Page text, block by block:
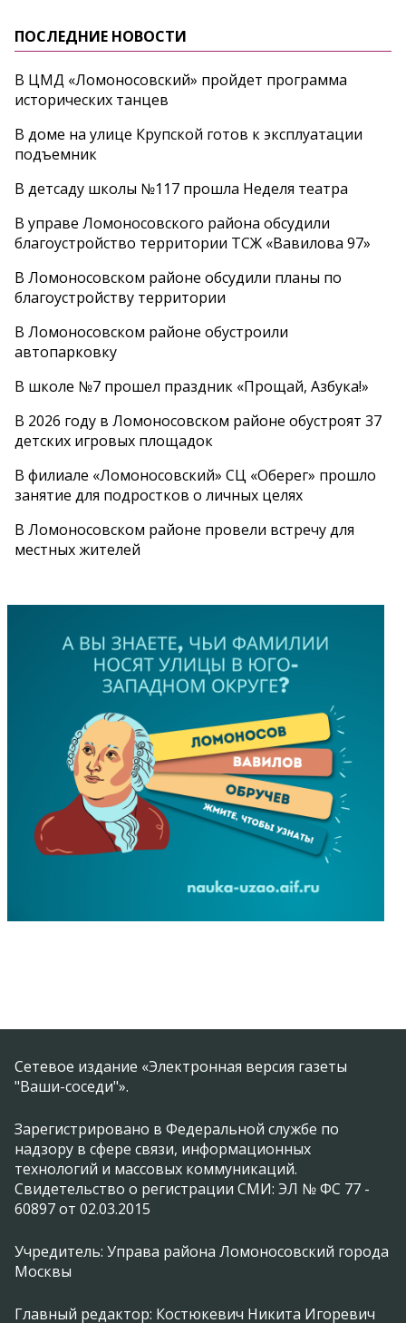
ПОСЛЕДНИЕ НОВОСТИ
В ЦМД «Ломоносовский» пройдет программа
исторических танцев
В доме на улице Крупской готов к эксплуатации
подъемник
В детсаду школы №117 прошла Неделя театра
В управе Ломоносовского района обсудили
благоустройство территории ТСЖ «Вавилова 97»
В Ломоносовском районе обсудили планы по
благоустройству территории
В Ломоносовском районе обустроили
автопарковку
В школе №7 прошел праздник «Прощай, Азбука!»
В 2026 году в Ломоносовском районе обустроят 37
детских игровых площадок
В филиале «Ломоносовский» СЦ «Оберег» прошло
занятие для подростков о личных целях
В Ломоносовском районе провели встречу для
местных жителей
Сетевое издание «Электронная версия газеты
"Ваши-соседи"».
Зарегистрировано в Федеральной службе по
надзору в сфере связи, информационных
технологий и массовых коммуникаций.
Свидетельство о регистрации СМИ: ЭЛ № ФС 77 -
60897 от 02.03.2015
Учредитель: Управа района Ломоносовский города
Москвы
Главный редактор: Костюкевич Никита Игоревич